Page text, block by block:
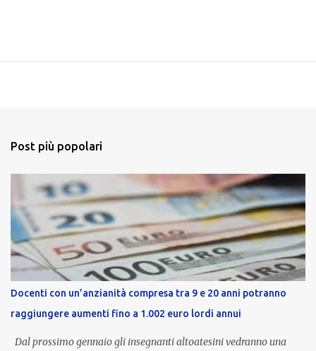
Post più popolari
Docenti con un’anzianità compresa tra 9 e 20 anni potranno
raggiungere aumenti fino a 1.002 euro lordi annui
Dal prossimo gennaio gli insegnanti altoatesini vedranno una